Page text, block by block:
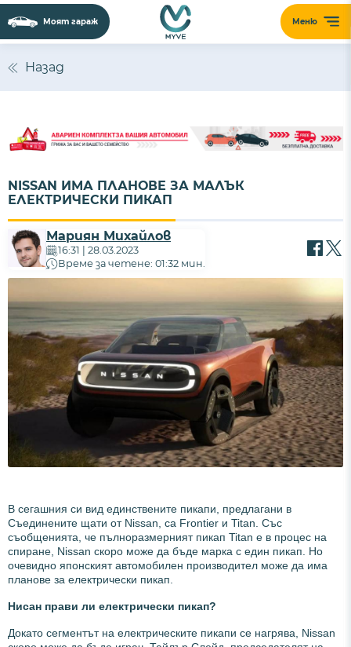
Меню
Моят гараж
Назад
NISSAN ИМА ПЛАНОВЕ ЗА МАЛЪК
ЕЛЕКТРИЧЕСКИ ПИКАП
Мариян Михайлов
16:31 | 28.03.2023
Време за четене: 01:32 мин.
В сегашния си вид единствените пикапи, предлагани в
Съединените щати от Nissan, са Frontier и Titan. Със
съобщенията, че пълноразмерният пикап Titan е в процес на
спиране, Nissan скоро може да бъде марка с един пикап. Но
очевидно японският автомобилен производител може да има
планове за електрически пикап.
Нисан прави ли електрически пикап?
Докато сегментът на електрическите пикапи се нагрява, Nissan